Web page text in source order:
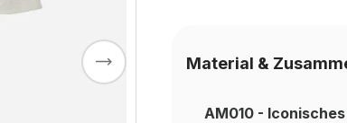
Material &
AM010 -